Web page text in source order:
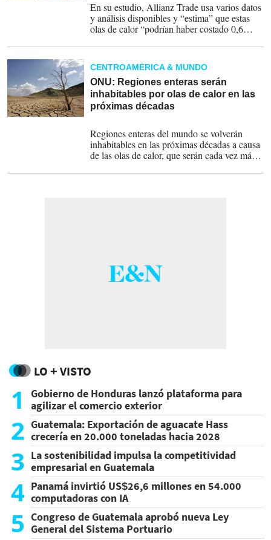
En su estudio, Allianz Trade usa varios datos
y análisis disponibles y “estima” que estas
olas de calor “podrían haber costado 0,6
CENTROAMÉRICA & MUNDO
ONU: Regiones enteras serán
inhabitables por olas de calor en las
próximas décadas
Regiones enteras del mundo se volverán
inhabitables en las próximas décadas a causa
de las olas de calor, que serán cada vez más
la Cruz Roja este lunes.
LO + VISTO
1
Gobierno de Honduras lanzó plataforma para
agilizar el comercio exterior
2 Guatemala: Exportación de aguacate Hass
crecería en 20.000 toneladas hacia 2028
3 La sostenibilidad impulsa la competitividad
empresarial en Guatemala
4 Panamá invirtió US$26,6 millones en 54.000
computadoras con IA
5 Congreso de Guatemala aprobó nueva Ley
General del Sistema Portuario